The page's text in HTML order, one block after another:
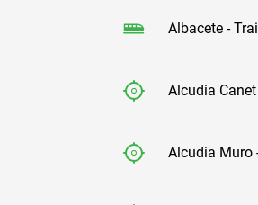
Albacete -
Alcudia
Alcudia Muro